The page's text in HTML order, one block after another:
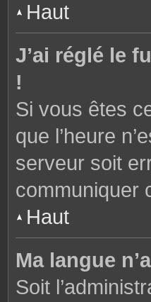
Haut
J’ai réglé le
!
Si vous êtes
que l’heure
serveur soit
communiquer
Haut
Ma langue
Soit